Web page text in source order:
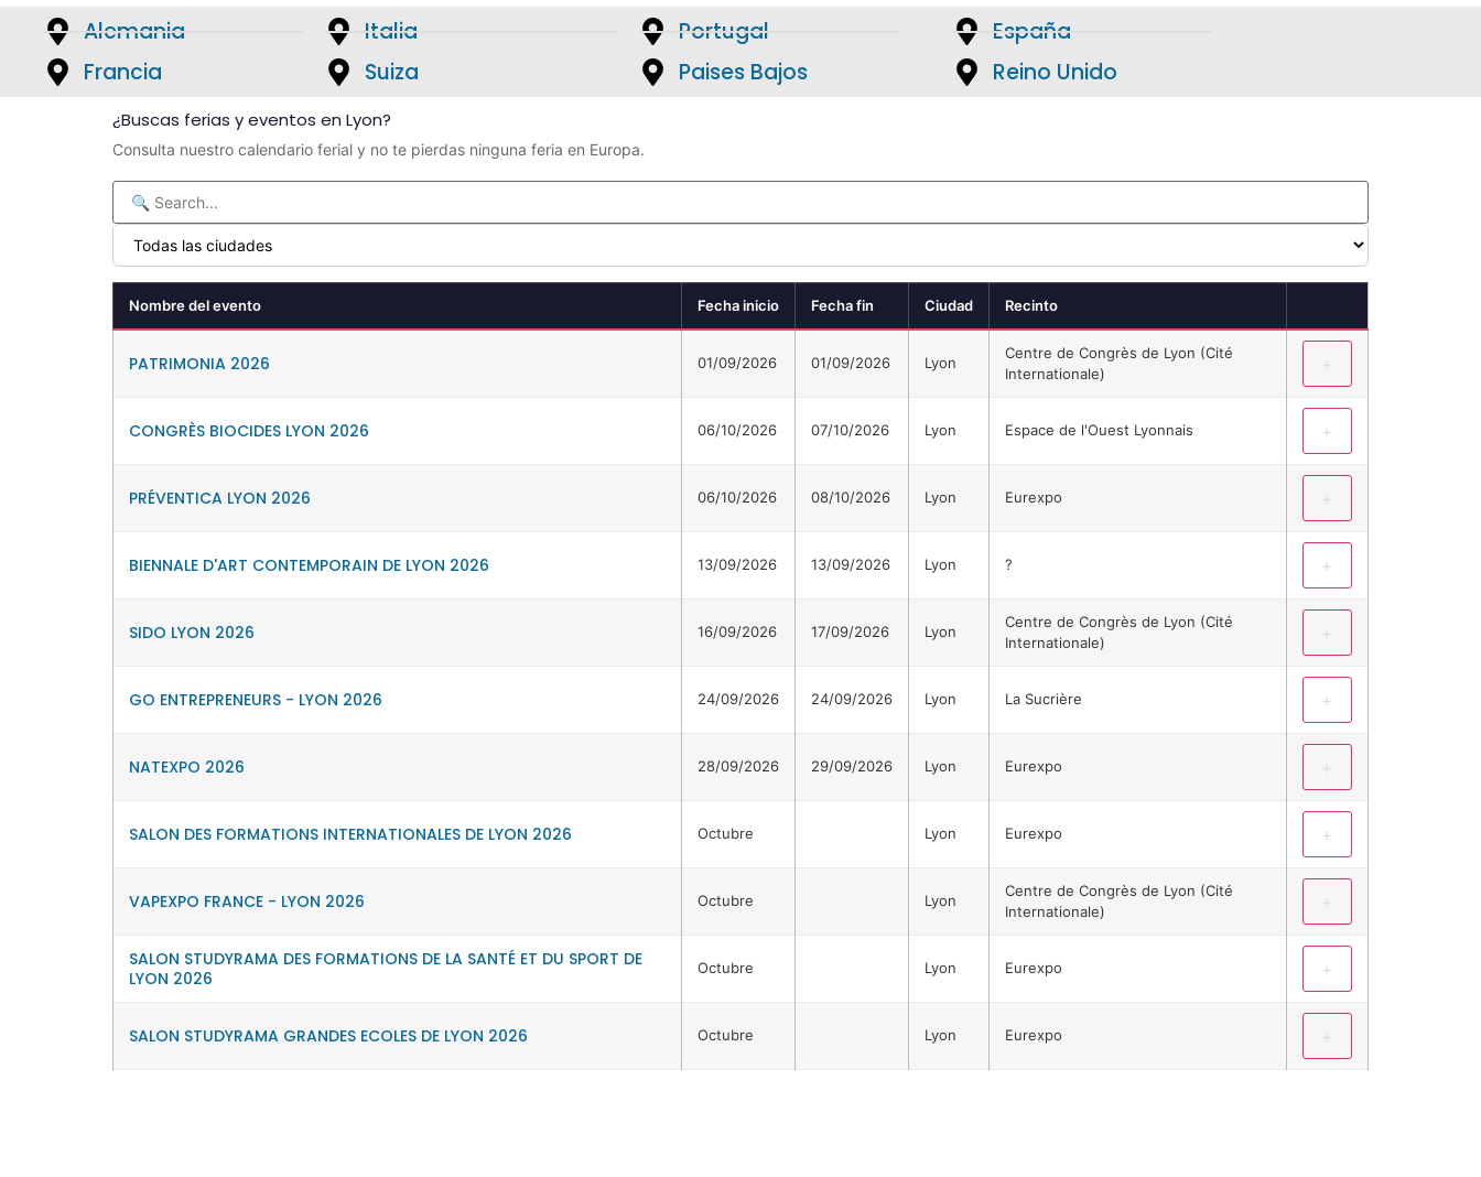
Alemania
Francia
Italia
Suiza
Portugal
Paises Bajos
España
Reino Unido
¿Buscas ferias y eventos en Lyon?
Consulta nuestro calendario ferial y no te pierdas ninguna feria en Europa.
Nombre del evento Fecha inicio Fecha fin Ciudad Recinto
PATRIMONIA 2026 01/09/2026 01/09/2026 Lyon
Centre de Congrès de Lyon (Cité
Internationale)
+
CONGRÈS BIOCIDES LYON 2026 06/10/2026 07/10/2026 Lyon Espace de l'Ouest Lyonnais +
PRÉVENTICA LYON 2026 06/10/2026 08/10/2026 Lyon Eurexpo +
BIENNALE D'ART CONTEMPORAIN DE LYON 2026 13/09/2026 13/09/2026 Lyon ? +
SIDO LYON 2026 16/09/2026 17/09/2026 Lyon
Centre de Congrès de Lyon (Cité
Internationale)
+
GO ENTREPRENEURS - LYON 2026 24/09/2026 24/09/2026 Lyon La Sucrière +
NATEXPO 2026 28/09/2026 29/09/2026 Lyon Eurexpo +
SALON DES FORMATIONS INTERNATIONALES DE LYON 2026 Octubre Lyon Eurexpo +
VAPEXPO FRANCE - LYON 2026 Octubre Lyon
Centre de Congrès de Lyon (Cité
Internationale)
+
SALON STUDYRAMA DES FORMATIONS DE LA SANTÉ ET DU SPORT DE
LYON 2026
Octubre Lyon Eurexpo +
SALON STUDYRAMA GRANDES ECOLES DE LYON 2026 Octubre Lyon Eurexpo +